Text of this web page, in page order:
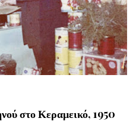
στο Κεραμεικό, 1950